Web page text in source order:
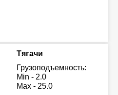
Тягачи
Грузоподъемность:
Min - 2.0
Max - 25.0